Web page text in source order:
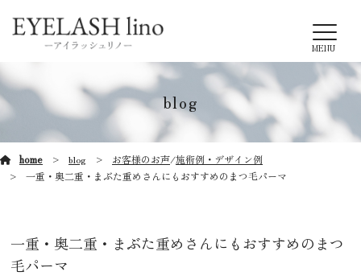
MENU
blog
home blog お客様のお声/施術例・デザイン例
一重・奥二重・まぶた重めさんにもおすすめのまつ毛パーマ
一重・奥二重・まぶた重めさんにもおすすめのまつ
毛パーマ